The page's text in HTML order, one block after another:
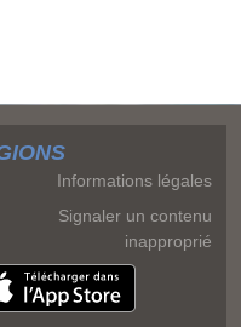
Informations légales
Signaler un contenu
inapproprié